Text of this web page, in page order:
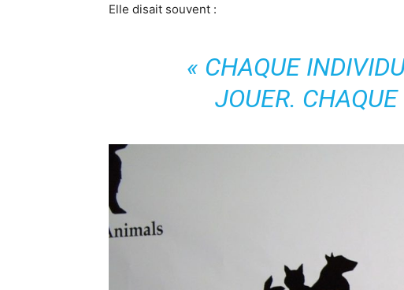
Elle disait souvent :
« CHAQUE
JOUER.